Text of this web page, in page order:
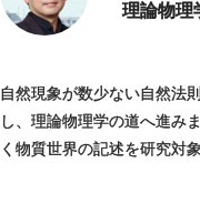
理論物理
自然現象が数少ない自然法
し、理論物理学の道へ進み
く物質世界の記述を研究対